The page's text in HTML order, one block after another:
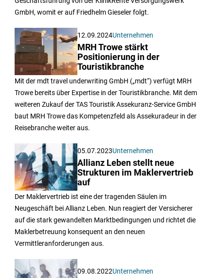
GmbH, womit er auf Friedhelm Gieseler folgt.
12.09.2024Unternehmen
MRH Trowe stärkt
Positionierung in der
Touristikbranche
Mit der mdt travel underwriting GmbH („mdt“) verfügt MRH
Trowe bereits über Expertise in der Touristikbranche. Mit dem
weiteren Zukauf der TAS Touristik Assekuranz-Service GmbH
baut MRH Trowe das Kompetenzfeld als Assekuradeur in der
Reisebranche weiter aus.
05.07.2023Unternehmen
Allianz Leben stellt neue
Strukturen im Maklervertrieb
auf
Der Maklervertrieb ist eine der tragenden Säulen im
Neugeschäft bei Allianz Leben. Nun reagiert der Versicherer
auf die stark gewandelten Marktbedingungen und richtet die
Maklerbetreuung konsequent an den neuen
Vermittleranforderungen aus.
09.08.2022Unternehmen